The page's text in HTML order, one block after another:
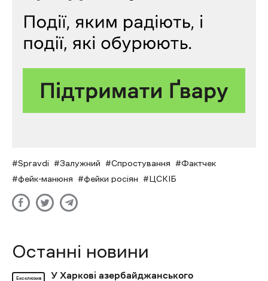
Spravdi Залужний Спростування
Фактчек
фейк-манюня
фейки росіян ЦСКІБ
Останні новини
Ексклюзив
У Харкові азербайджанського